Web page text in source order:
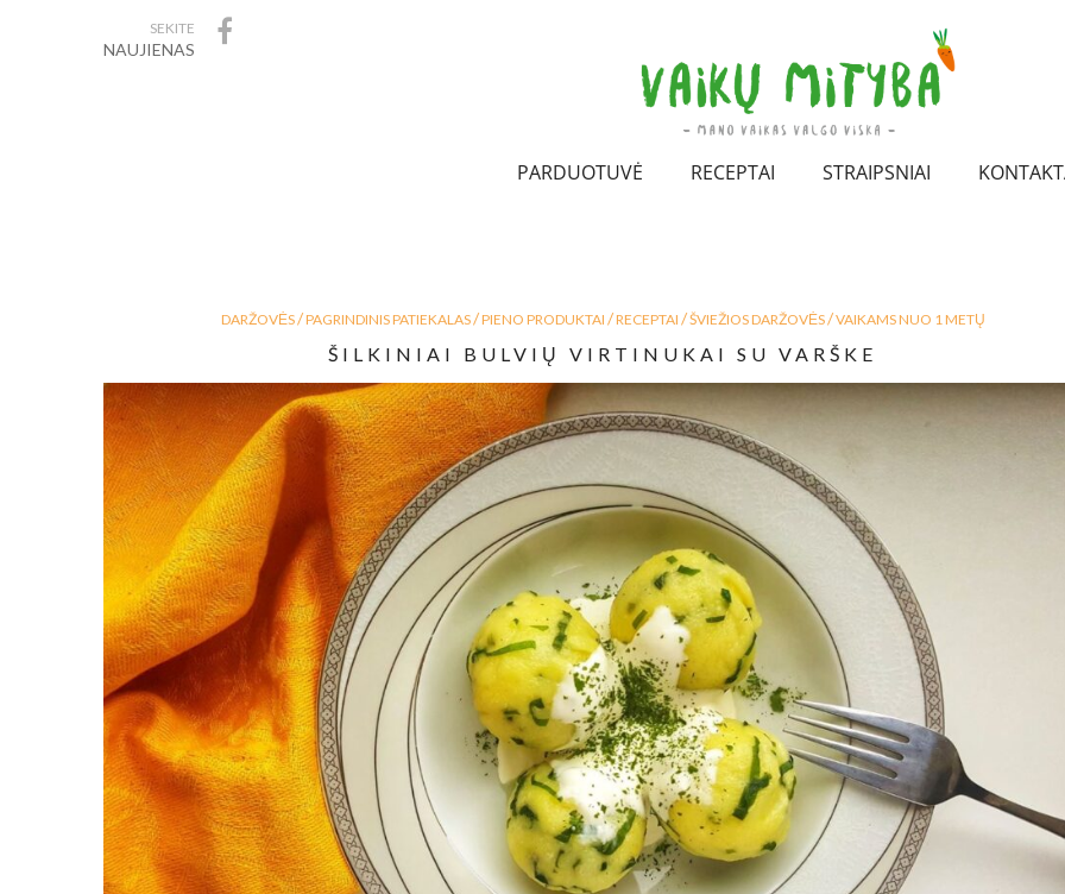
SEKITE
NAUJIENAS
PARDUOTUVĖ RECEPTAI STRAIPSNIAI
DARŽOVĖS/PAGRINDINIS PATIEKALAS/PIENO PRODUKTAI /RECEPTAI /ŠVIEŽIOS DARŽOVĖS/VAIKAMS NUO 1 METŲ
ŠILKINIAI BULVIŲ VIRTINUKAI SU VARŠKE